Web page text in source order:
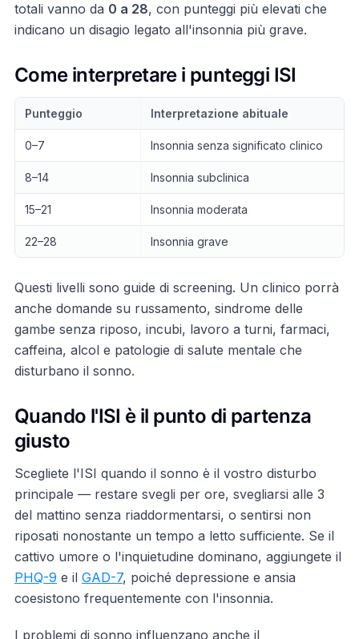
totali vanno da 0 a 28, con punteggi più elevati che
indicano un disagio legato all'insonnia più grave.
Come interpretare i punteggi ISI
Punteggio Interpretazione abituale
0–7 Insonnia senza significato clinico
8–14 Insonnia subclinica
15–21 Insonnia moderata
22–28 Insonnia grave
Questi livelli sono guide di screening. Un clinico porrà
anche domande su russamento, sindrome delle
gambe senza riposo, incubi, lavoro a turni, farmaci,
caffeina, alcol e patologie di salute mentale che
disturbano il sonno.
Quando l'ISI è il punto di partenza
giusto
Scegliete l'ISI quando il sonno è il vostro disturbo
principale — restare svegli per ore, svegliarsi alle 3
del mattino senza riaddormentarsi, o sentirsi non
riposati nonostante un tempo a letto sufficiente. Se il
cattivo umore o l'inquietudine dominano, aggiungete il
PHQ-9 e il GAD-7, poiché depressione e ansia
coesistono frequentemente con l'insonnia.
I problemi di sonno influenzano anche il